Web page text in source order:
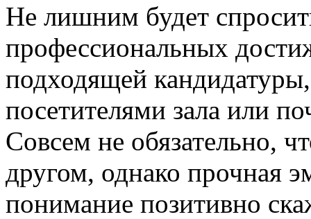
Не лишним будет
профессиональных
подходящей
посетителями зала или
Совсем не обязательно,
другом, однако прочная
понимание позитивно